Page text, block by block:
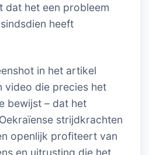
dat het een probleem
heeft
in het artikel
video die precies het
bewijst – dat het
strijdkrachten
openlijk profiteert van
en uitrusting die het